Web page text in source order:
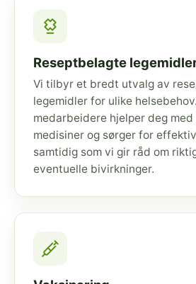
Reseptbelagte
Vi tilbyr et bredt utvalg av
legemidler for ulike
medarbeidere hjelper deg
medisiner og sørger for
samtidig som vi gir råd om
eventuelle bivirkninger.